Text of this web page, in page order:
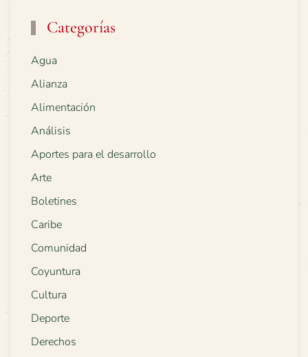
Categorías
Agua
Alianza
Alimentación
Análisis
Aportes para el desarrollo
Arte
Boletines
Caribe
Comunidad
Coyuntura
Cultura
Deporte
Derechos